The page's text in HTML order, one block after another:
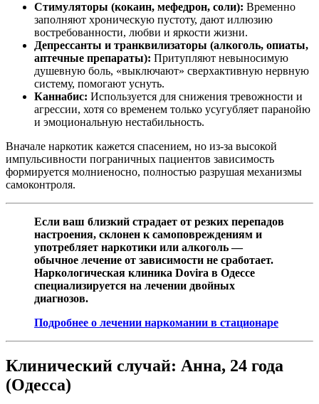
Стимуляторы (кокаин, мефедрон, соли): Временно
заполняют хроническую пустоту, дают иллюзию
востребованности, любви и яркости жизни.
Депрессанты и транквилизаторы (алкоголь, опиаты,
аптечные препараты): Притупляют невыносимую
душевную боль, «выключают» сверхактивную нервную
систему, помогают уснуть.
Каннабис: Используется для снижения тревожности и
агрессии, хотя со временем только усугубляет паранойю
и эмоциональную нестабильность.
Вначале наркотик кажется спасением, но из-за высокой
импульсивности пограничных пациентов зависимость
формируется молниеносно, полностью разрушая механизмы
самоконтроля.
Если ваш близкий страдает от резких перепадов
настроения, склонен к самоповреждениям и
употребляет наркотики или алкоголь —
обычное лечение от зависимости не сработает.
Наркологическая клиника Dovira в Одессе
специализируется на лечении двойных
диагнозов.
Подробнее о лечении наркомании в стационаре
Клинический случай: Анна, 24 года
(Одесса)